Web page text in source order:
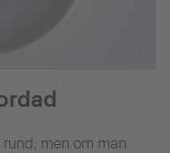
men om man